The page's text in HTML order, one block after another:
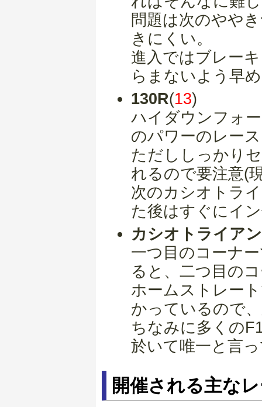
問題は次のやや
きにくい。
進入ではブレー
らまないよう早
130R(13)
ハイダウンフォ
のパワーのレー
ただししっかり
れるので要注意(
次のカシオトラ
た後はすぐにイ
カシオトライア
一つ目のコーナ
ると、二つ目の
ホームストレー
かっているので
ちなみに多くの
於いて唯一と言
開催される主な